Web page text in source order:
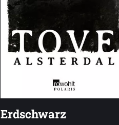
Erdschwarz